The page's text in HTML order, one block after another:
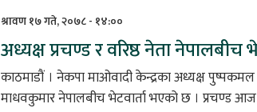
श्रावण १७ गते, २०७८ - १४:००
अध्यक्ष प्रचण्ड र वरिष्ठ नेता नेपालबीच
काठमाडौं । नेकपा माओवादी केन्द्रका अध्यक्ष पुष्पकमल
माधवकुमार नेपालबीच भेटवार्ता भएको छ । प्रचण्ड